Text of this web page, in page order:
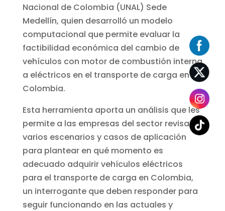
Nacional de Colombia (UNAL) Sede
Medellín, quien desarrolló un modelo
computacional que permite evaluar la
factibilidad económica del cambio de
vehículos con motor de combustión interna
a eléctricos en el transporte de carga en
Colombia.
Esta herramienta aporta un análisis que les
permite a las empresas del sector revisar
varios escenarios y casos de aplicación
para plantear en qué momento es
adecuado adquirir vehículos eléctricos
para el transporte de carga en Colombia,
un interrogante que deben responder para
seguir funcionando en las actuales y